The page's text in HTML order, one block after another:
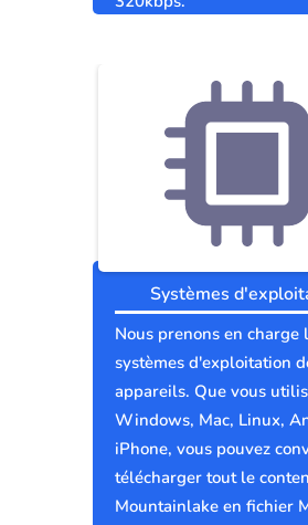
Systèmes
Nous prenons en charge
systèmes d'exploitation
appareils. Que vous
Windows, Mac, Linux,
iPhone, vous pouvez
télécharger tout le
Mountainlake en fichier